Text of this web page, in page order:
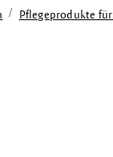
/ Pflegeprodukte